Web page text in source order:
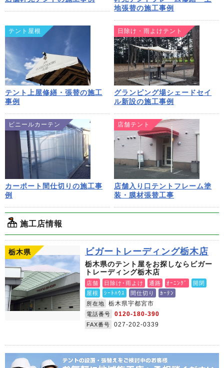
地張替の施工事例
テント屋根
テント上屋修繕・張替の施工
事例
日除け・雨よけテント
グランピング場シェードセイ
ル新設の施工事例
ビニールカーテン
カーポート間仕切りの施工事
例
店舗テント
店舗入り口テントフレーム塗
装・膜材張替工事
施工店情報
栃木県 ビガートレーディング栃木店
栃木県のテント屋をお探しならビガー
トレーディング栃木店
店舗 日除け･雨よけ 通路 ｵｰﾆﾝｸﾞ
開閉
屋根
ｼｰﾄﾊｳｽ 間仕切り
ｶｰﾃﾝ
所在地
栃木県宇都宮市
電話番号 0120-180-390
FAX番号 027-202-0339